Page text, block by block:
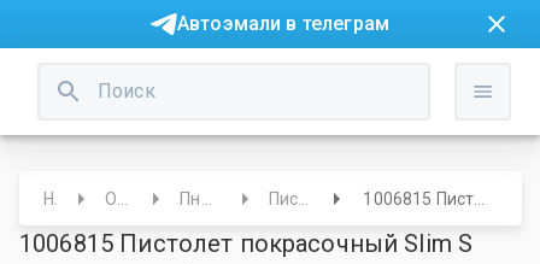
Автоэмали в телеграм
Пистолеты покрасочные
1006815 Пистолет покрасочный Slim S